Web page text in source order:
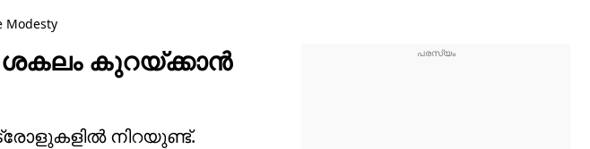
Modesty
ശകലം കുറയ്ക്കാന്‍
നിറയുണ്ട്.